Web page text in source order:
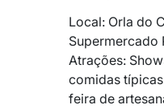
Local: Orla do
Supermercado
Atrações:
comidas
feira de